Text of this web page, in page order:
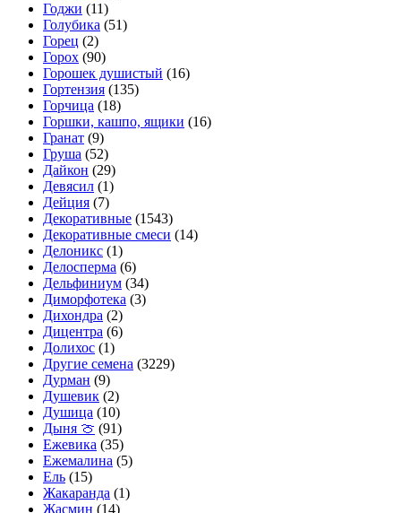
Годжи (11)
Голубика (51)
Горец (2)
Горох (90)
Горошек душистый (16)
Гортензия (135)
Горчица (18)
Горшки, кашпо, ящики (16)
Гранат (9)
Груша (52)
Дайкон (29)
Девясил (1)
Дейция (7)
Декоративные (1543)
Декоративные смеси (14)
Делоникс (1)
Делосперма (6)
Дельфиниум (34)
Диморфотека (3)
Дихондра (2)
Дицентра (6)
Долихос (1)
Другие семена (3229)
Дурман (9)
Душевик (2)
Душица (10)
Дыня 🍈 (91)
Ежевика (35)
Ежемалина (5)
Ель (15)
Жакаранда (1)
Жасмин (14)